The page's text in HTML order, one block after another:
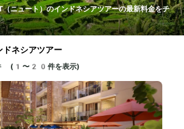
ニュート）のインドネシアツアーの最新料金をチ
ドネシアツアー
〜20件を表示)